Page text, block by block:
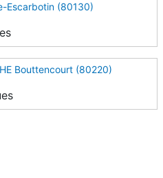
Escarbotin (80130)
Bouttencourt (80220)